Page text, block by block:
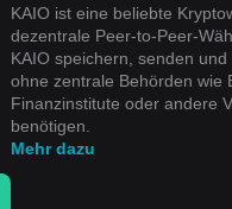
KAIO ist eine beliebte
dezentrale Peer-to-Peer-
KAIO speichern, senden und
ohne zentrale Behörden wie
Finanzinstitute oder andere
benötigen.
Mehr dazu